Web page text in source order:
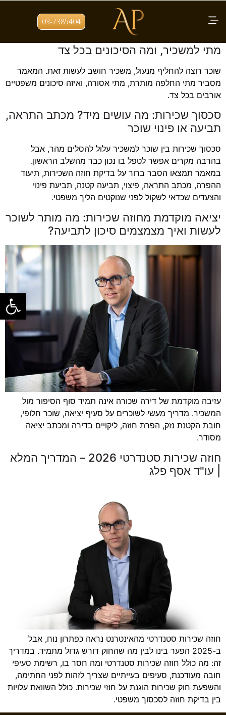
פתח
03-7385404 תגית: סכסוכי שכירות
החלפת מנעול בדירה שכורה, מתי מותר לשוכר,
מתי למשכיר, ומה הסיכונים בכל צד
שוכר רוצה להחליף מנעול, משכיר חושב לעשות זאת. המאמר
מסביר מתי החלפה מותרת, מתי אסורה, ואיזה סיכונים משפטיים
אורבים בכל צד.
סכסוך שכירות: מה עושים מיד? מכתב התראה,
תביעה או פינוי שוכר
סכסוך שכירות בין שוכר למשכיר עלול להסלים מהר, אבל
בהרבה מקרים אפשר לטפל בו נכון כבר מהשלב הראשון.
במאמר תמצאו הסבר ברור על בדיקת חוזה השכירות, תיעוד
ההפרה, מכתב התראה, פיצוי, תביעה קטנה, תביעת פינוי
והצעדים שכדאי לשקול לפני שנוקטים הליך משפטי.
יציאה מוקדמת מחוזה שכירות: מה מותר לשוכר
לעשות ואיך מצמצמים סיכון לתביעה?
עזיבה מוקדמת של דירה שכורה אינה תמיד סוף הסיפור מול
המשכיר. מדריך מעשי לשוכרים על סעיף יציאה, שוכר חלופי,
חובת הקטנת נזק, הפרת חוזה, ליקויים בדירה ומכתב יציאה
מסודר.
חוזה שכירות סטנדרטי 2026 – המדריך המלא
| עו"ד אסף פלג
חוזה שכירות סטנדרטי מהאינטרנט נראה כפתרון נוח, אבל
ב-2025 הפער בינו לבין מה שהחוק דורש גדול מתמיד. במדריך
זה: מה כולל חוזה שכירות סטנדרטי ומה חסר בו, רשימת סעיפי
חובה מעודכנת, סעיפים בעייתיים שצריך לזהות לפני החתימה,
והשפעת חוק שכירות הוגנת על חוזי שכירות. כולל השוואת עלויות
בין בדיקת חוזה לסכסוך משפטי.